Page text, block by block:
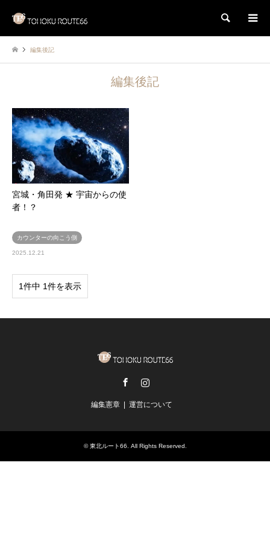
検索
編集後記
編集後記
宮城・角田発 ★ 宇宙からの使
者！？
カウンターの向こう側
2025.12.21
1件中 1件を表示
編集憲章 運営について
©東北ルート66 . All Rights Reserved.